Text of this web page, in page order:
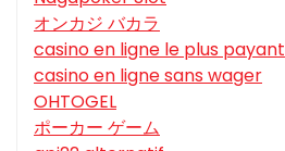
オンカジ バカラ
casino en ligne le plus payant
casino en ligne sans wager
OHTOGEL
ポーカー ゲーム